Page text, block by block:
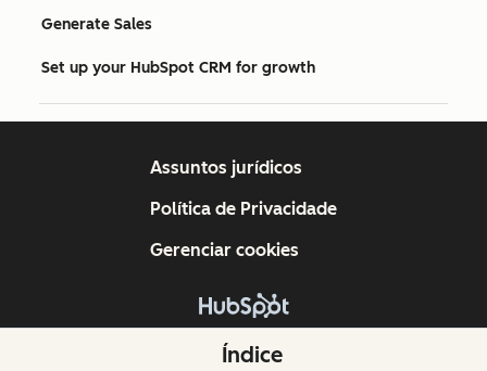
Generate Sales
Set up your HubSpot CRM for growth
Índice
Copyright © 2026 HubSpot, Inc.
Assuntos jurídicos
Política de Privacidade
Gerenciar cookies